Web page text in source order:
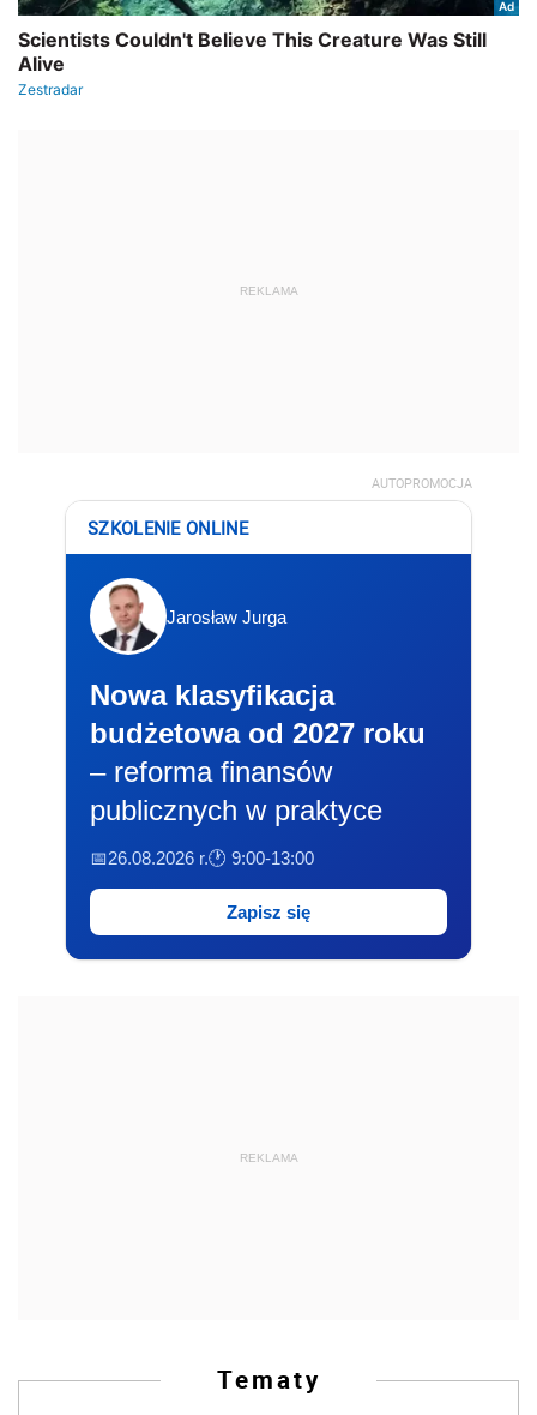
REKLAMA
AUTOPROMOCJA
SZKOLENIE ONLINE
Jarosław Jurga
Nowa klasyfikacja
budżetowa od 2027 roku
– reforma finansów
publicznych w praktyce
📅26.08.2026 r.🕐 9:00-13:00
Zapisz się
REKLAMA
Tematy